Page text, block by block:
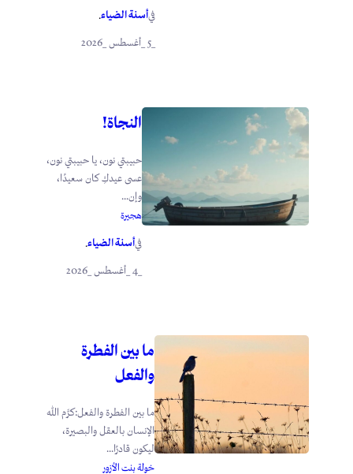
فيأسنة الضياء.
_5 _أغسطس _2026
النجاة!
حبيبتي نون، يا حبيبتي نون،
عسى عيدكِ كان سعيدًا،
وإن...
هجيرة
فيأسنة الضياء.
_4 _أغسطس _2026
ما بين الفطرة
والفعل
ما بين الفطرة والفعل:كرَّم الله
الإنسان بالعقل والبصيرة،
ليكون قادرًا...
خولة بنت الأزور